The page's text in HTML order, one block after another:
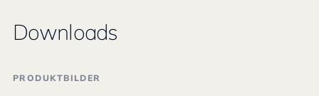
Downloads
PRODUKTBILDER